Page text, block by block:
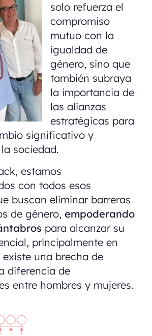
solo refuerza el
compromiso
mutuo con la
igualdad de
género, sino que
también subraya
la importancia de
las alianzas
estratégicas para
significativo y
sociedad.
estamos
con todos esos
buscan eliminar barreras
de género,empoderando
para alcanzar su
principalmente en
una brecha de
diferencia de
entre hombres y mujeres.